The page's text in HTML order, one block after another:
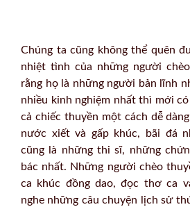
Chúng ta cũng không thể quên
nhiệt tình của những người
rằng họ là những người bản lĩnh
nhiều kinh nghiệm nhất thì mới
cả chiếc thuyền một cách dễ
nước xiết và gấp khúc, bãi đá
cũng là những thi sĩ, những
bác nhất. Những người chèo
ca khúc đồng dao, đọc thơ ca
nghe những câu chuyện lịch sử